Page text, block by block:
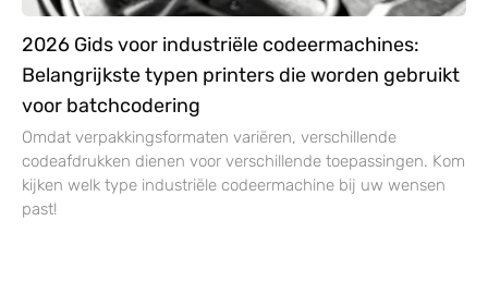
2026 Gids voor industriële codeermachines:
Belangrijkste typen printers die worden gebruikt
voor batchcodering
Omdat verpakkingsformaten variëren, verschillende
codeafdrukken dienen voor verschillende toepassingen. Kom
kijken welk type industriële codeermachine bij uw wensen
past!